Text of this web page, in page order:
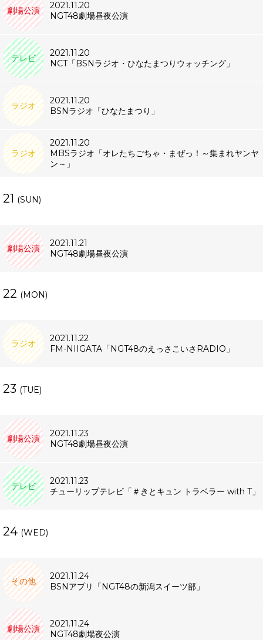
劇場公演
2021.11.20
NGT48劇場昼夜公演
テレビ
2021.11.20
NCT「BSNラジオ・ひなたまつりウォッチング」
ラジオ
2021.11.20
BSNラジオ「ひなたまつり」
ラジオ
2021.11.20
MBSラジオ「オレたちごちゃ・まぜっ！～集まれヤンヤ
ン～」
21 (SUN)
劇場公演
2021.11.21
NGT48劇場昼夜公演
22 (MON)
ラジオ
2021.11.22
FM-NIIGATA「NGT48のえっさこいさRADIO」
23 (TUE)
劇場公演
2021.11.23
NGT48劇場昼夜公演
テレビ
2021.11.23
チューリップテレビ「＃きとキュン トラベラー with T」
24 (WED)
その他
2021.11.24
BSNアプリ「NGT48の新潟スイーツ部」
劇場公演
2021.11.24
NGT48劇場夜公演